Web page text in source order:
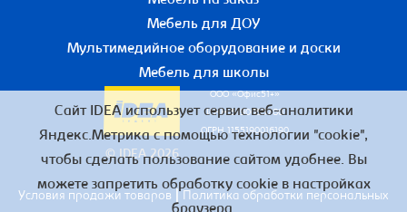
Мебель для ДОУ
Мультимедийное оборудование и доски
Мебель для школы
© IDEA 2026
ООО «Офис51+»
ИНН 5190055780
ОГРН 1155190016190
Условия продажи товаров | Политика обработки персональных
Сайт IDEA использует сервис веб-аналитики
Яндекс.Метрика с помощью технологии "cookie",
чтобы сделать пользование сайтом удобнее. Вы
можете запретить обработку cookie в настройках